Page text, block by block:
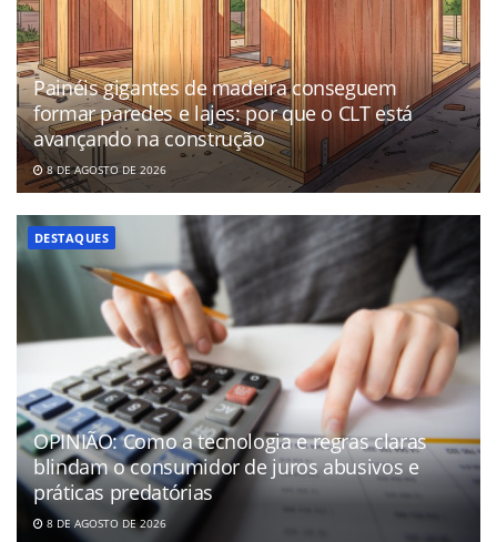
Painéis gigantes de madeira conseguem
formar paredes e lajes: por que o CLT está
avançando na construção
8 DE AGOSTO DE 2026
DESTAQUES
OPINIÃO: Como a tecnologia e regras claras
blindam o consumidor de juros abusivos e
práticas predatórias
8 DE AGOSTO DE 2026